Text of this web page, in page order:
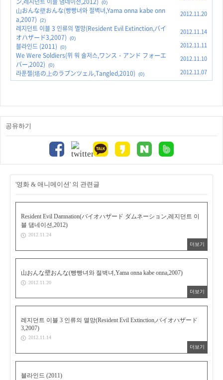
(0)
山おんな壁おんな(빵빵녀와 절벽녀,Yama onna kabe onn
a,2007)
(2)
2012.11.20
레지던트 이블 3 인류의 멸망(Resident Evil Extinction,バイ
オハザード3,2007)
(0)
2012.11.14
블라인드 (2011) (0) 2012.11.11
We Were Soldiers(위 워 숄저스,ワンス・アンド フォーエ
バー,2002)
(0)
2012.11.10
라푼젤(塔の上のラプンツェル,Tangled,2010) (0) 2012.11.07
공유하기
'영화 & 애니메이션' 의 관련글
Resident Evil Damnation(バイオハザード ダムネーション,레지던트 이
블 댐네이션,2012)
2012.11.24
더보기
山おんな壁おんな(빵빵녀와 절벽녀,Yama onna kabe onna,2007)
2012.11.20
더보기
레지던트 이블 3 인류의 멸망(Resident Evil Extinction,バイオハザード
3,2007)
2012.11.14
더보기
블라인드 (2011)